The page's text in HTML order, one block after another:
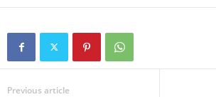
Previous article